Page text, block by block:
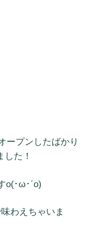
ープンしたばかり
た！
o(･ω･´o)
わえちゃいま